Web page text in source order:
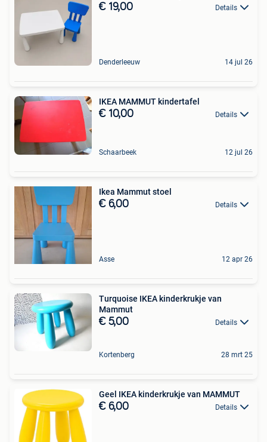
€ 19,00 Details
Denderleeuw 14 jul 26
IKEA MAMMUT kindertafel
€ 10,00 Details
Schaarbeek 12 jul 26
Ikea Mammut stoel
€ 6,00 Details
Asse 12 apr 26
Turquoise IKEA kinderkrukje van
Mammut
€ 5,00 Details
Kortenberg 28 mrt 25
Geel IKEA kinderkrukje van MAMMUT
€ 6,00 Details